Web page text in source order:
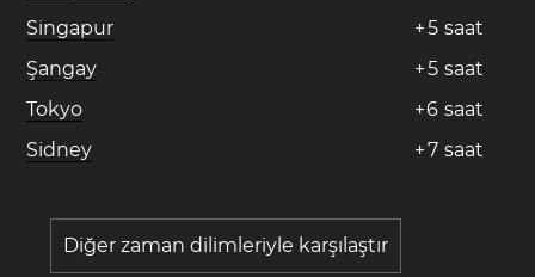
Singapur
+5 saat
Şangay
+5 saat
Tokyo
+6 saat
Sidney
+7 saat
Diğer zaman dilimleriyle karşılaştır